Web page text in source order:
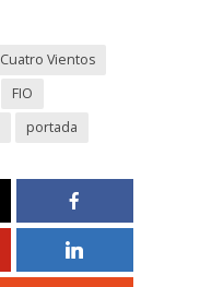
Cuatro Vientos
FIO
portada